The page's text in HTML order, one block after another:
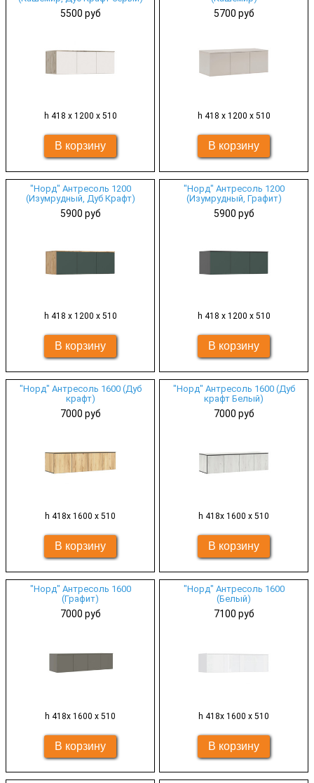
5500 руб
h 418 х 1200 х 510
5700 руб
h 418 х 1200 х 510
"Норд" Антресоль 1200
(Изумрудный, Дуб Крафт)
5900 руб
h 418 х 1200 х 510
"Норд" Антресоль 1200
(Изумрудный, Графит)
5900 руб
h 418 х 1200 х 510
"Норд" Антресоль 1600 (Дуб
крафт)
7000 руб
h 418х 1600 х 510
"Норд" Антресоль 1600 (Дуб
крафт Белый)
7000 руб
h 418х 1600 х 510
"Норд" Антресоль 1600
(Графит)
7000 руб
h 418х 1600 х 510
"Норд" Антресоль 1600
(Белый)
7100 руб
h 418х 1600 х 510